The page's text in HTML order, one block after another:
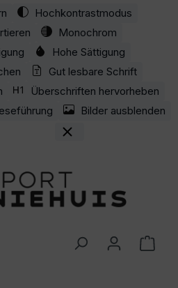
Hochkontrastmodus
Monochrom
Hohe Sättigung
Gut lesbare Schrift
Überschriften hervorheben
Bilder ausblenden